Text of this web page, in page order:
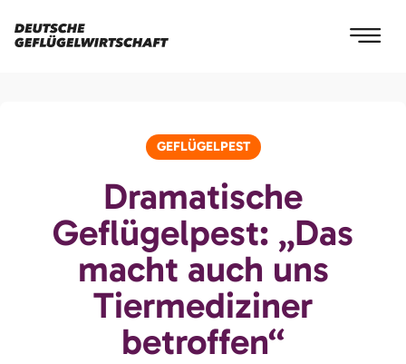
GEFLÜGELPEST
Dramatische
Geflügelpest: „Das
macht auch uns
Tiermediziner
betroffen“